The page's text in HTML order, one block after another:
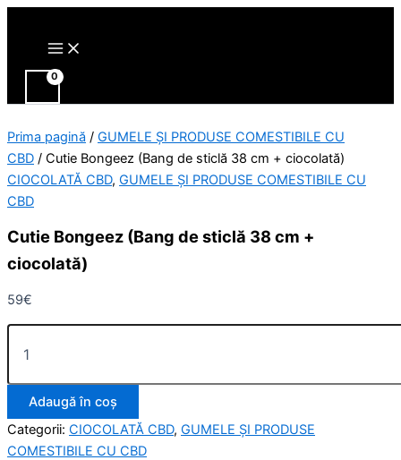
Skip
content
Main
Prima pagină / GUMELE ȘI PRODUSE COMESTIBILE CU
CBD / Cutie Bongeez (Bang de sticlă 38 cm + ciocolată)
CIOCOLATĂ CBD, GUMELE ȘI PRODUSE COMESTIBILE CU
CBD
Cutie Bongeez (Bang de sticlă 38 cm +
ciocolată)
59€
Cantitate
Bongeez
cm
+
ciocolată)
Adaugă în coș
Categorii: CIOCOLATĂ CBD, GUMELE ȘI PRODUSE
COMESTIBILE CU CBD